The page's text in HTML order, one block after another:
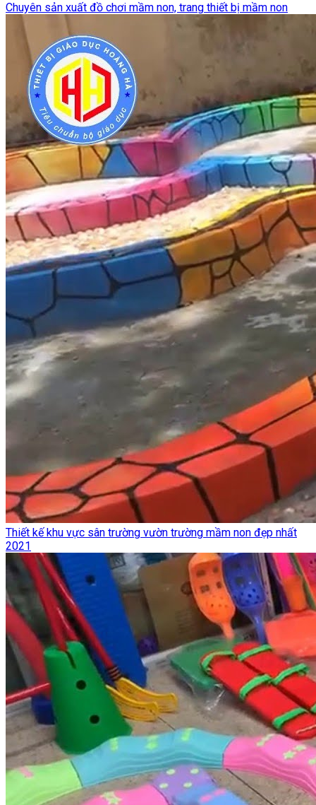
Chuyên sản xuất đồ chơi mầm non, trang thiết bị mầm non
Thiết kế khu vực sân trường vườn trường mầm non đẹp nhất
2021